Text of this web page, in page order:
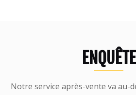
ENQUÊTE
Notre service après-vente va au-